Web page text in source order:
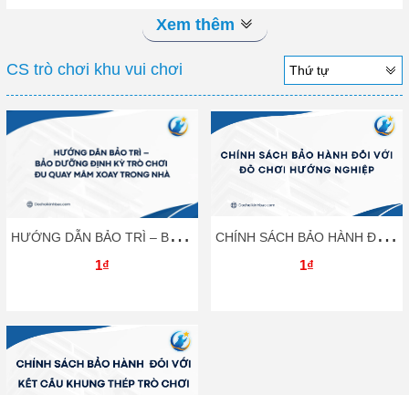
Xem thêm
CS trò chơi khu vui chơi Thứ tự
H
ƯỚNG DẪN BẢO TRÌ – BẢO DƯỠNG ĐỊNH KỲ TRÒ CHƠI ĐU QUAY MÂM XOAY TRONG NHÀ
1₫
C
HÍNH SÁCH BẢO HÀNH ĐỐI VỚI ĐỒ CHƠI HƯỚNG NGHIỆP
1₫